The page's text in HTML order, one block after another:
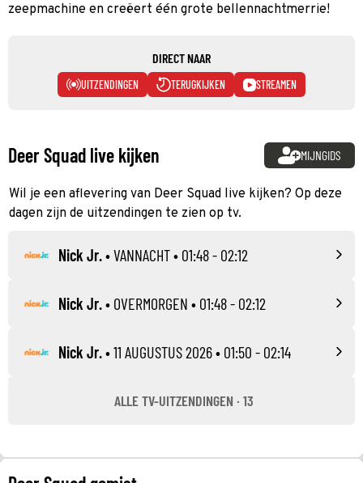
zeepmachine en creëert één grote bellennachtmerrie!
DIRECT NAAR
UITZENDINGEN TERUGKIJKEN STREAMEN
Deer Squad live kijken MIJNGIDS
Wil je een aflevering van Deer Squad live kijken? Op deze
dagen zijn de uitzendingen te zien op tv.
Nick Jr.•VANNACHT• 01:48 - 02:12
Nick Jr.• OVERMORGEN • 01:48 - 02:12
Nick Jr.•11 AUGUSTUS 2026• 01:50 - 02:14
ALLE TV-UITZENDINGEN · 13